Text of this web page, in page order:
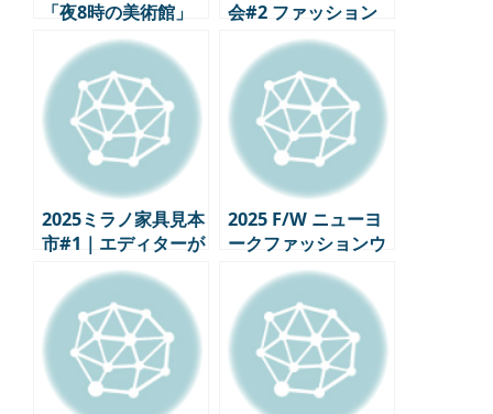
「夜8時の美術館」
…モネと一緒に楽し
むプライベートナイ
トミュージアム
会#2 ファッション
ハウスと一緒にした
デザイン問題総まと
め
2025ミラノ家具見本
市#1｜エディターが
選ぶ最も注目すべき
デザイン5選
2025 F/W ニューヨ
ークファッションウ
ィーク日記#1